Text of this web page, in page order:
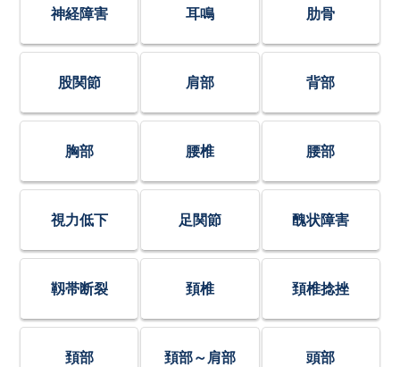
神経障害 耳鳴 肋骨
股関節 肩部 背部
胸部 腰椎 腰部
視力低下 足関節 醜状障害
靱帯断裂 頚椎 頚椎捻挫
頚部 頚部～肩部 頭部